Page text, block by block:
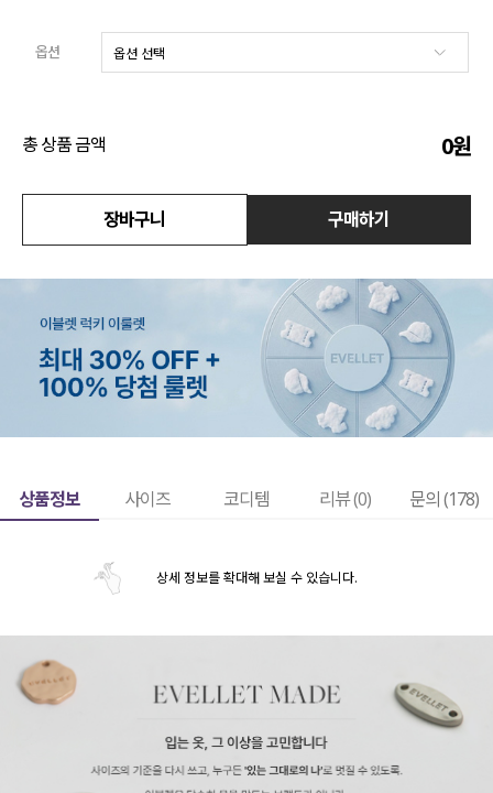
코디템
옵션
총 상품 금액 0원
장바구니 구매하기
상품정보 사이즈 코디템 리뷰 (0) 문의 (178)
상세 정보를 확대해 보실 수 있습니다.